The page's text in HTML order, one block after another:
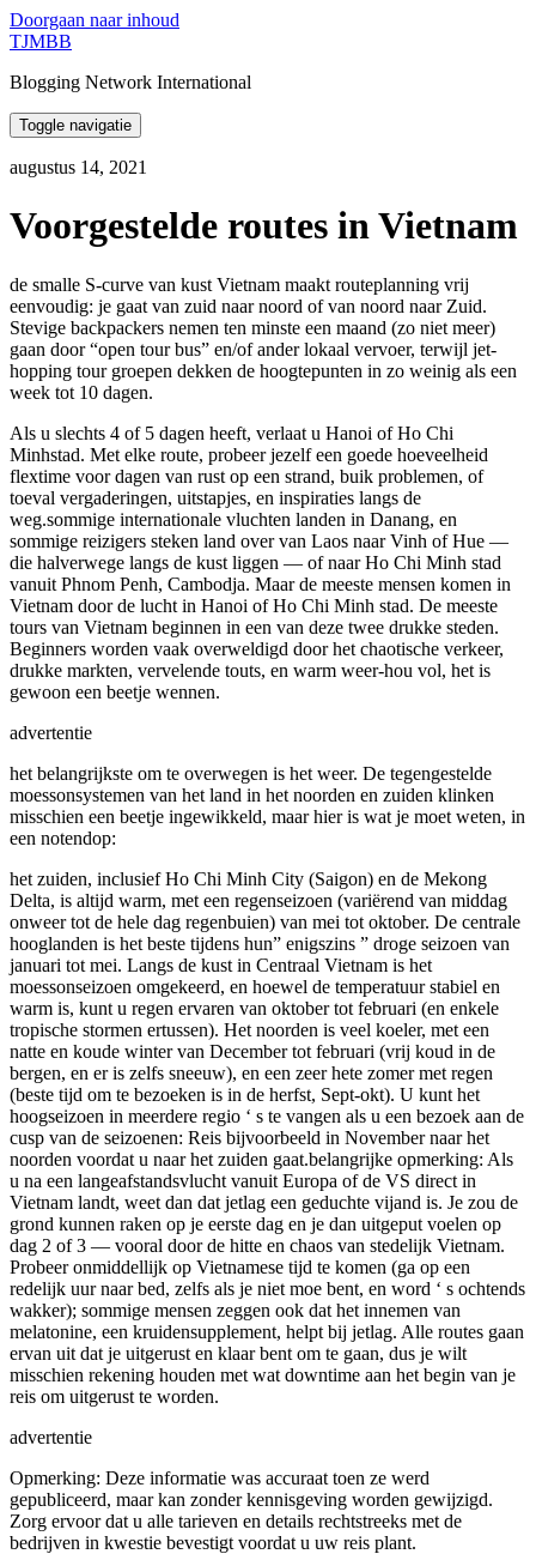
Doorgaan naar inhoud
TJMBB
Blogging Network International
Toggle navigatie
augustus 14, 2021
Voorgestelde routes in Vietnam
de smalle S-curve van kust Vietnam maakt routeplanning vrij
eenvoudig: je gaat van zuid naar noord of van noord naar Zuid.
Stevige backpackers nemen ten minste een maand (zo niet meer)
gaan door “open tour bus” en/of ander lokaal vervoer, terwijl jet-
hopping tour groepen dekken de hoogtepunten in zo weinig als een
week tot 10 dagen.
Als u slechts 4 of 5 dagen heeft, verlaat u Hanoi of Ho Chi
Minhstad. Met elke route, probeer jezelf een goede hoeveelheid
flextime voor dagen van rust op een strand, buik problemen, of
toeval vergaderingen, uitstapjes, en inspiraties langs de
weg.sommige internationale vluchten landen in Danang, en
sommige reizigers steken land over van Laos naar Vinh of Hue —
die halverwege langs de kust liggen — of naar Ho Chi Minh stad
vanuit Phnom Penh, Cambodja. Maar de meeste mensen komen in
Vietnam door de lucht in Hanoi of Ho Chi Minh stad. De meeste
tours van Vietnam beginnen in een van deze twee drukke steden.
Beginners worden vaak overweldigd door het chaotische verkeer,
drukke markten, vervelende touts, en warm weer-hou vol, het is
gewoon een beetje wennen.
advertentie
het belangrijkste om te overwegen is het weer. De tegengestelde
moessonsystemen van het land in het noorden en zuiden klinken
misschien een beetje ingewikkeld, maar hier is wat je moet weten, in
een notendop:
het zuiden, inclusief Ho Chi Minh City (Saigon) en de Mekong
Delta, is altijd warm, met een regenseizoen (variërend van middag
onweer tot de hele dag regenbuien) van mei tot oktober. De centrale
hooglanden is het beste tijdens hun” enigszins ” droge seizoen van
januari tot mei. Langs de kust in Centraal Vietnam is het
moessonseizoen omgekeerd, en hoewel de temperatuur stabiel en
warm is, kunt u regen ervaren van oktober tot februari (en enkele
tropische stormen ertussen). Het noorden is veel koeler, met een
natte en koude winter van December tot februari (vrij koud in de
bergen, en er is zelfs sneeuw), en een zeer hete zomer met regen
(beste tijd om te bezoeken is in de herfst, Sept-okt). U kunt het
hoogseizoen in meerdere regio ‘ s te vangen als u een bezoek aan de
cusp van de seizoenen: Reis bijvoorbeeld in November naar het
noorden voordat u naar het zuiden gaat.belangrijke opmerking: Als
u na een langeafstandsvlucht vanuit Europa of de VS direct in
Vietnam landt, weet dan dat jetlag een geduchte vijand is. Je zou de
grond kunnen raken op je eerste dag en je dan uitgeput voelen op
dag 2 of 3 — vooral door de hitte en chaos van stedelijk Vietnam.
Probeer onmiddellijk op Vietnamese tijd te komen (ga op een
redelijk uur naar bed, zelfs als je niet moe bent, en word ‘ s ochtends
wakker); sommige mensen zeggen ook dat het innemen van
melatonine, een kruidensupplement, helpt bij jetlag. Alle routes gaan
ervan uit dat je uitgerust en klaar bent om te gaan, dus je wilt
misschien rekening houden met wat downtime aan het begin van je
reis om uitgerust te worden.
advertentie
Opmerking: Deze informatie was accuraat toen ze werd
gepubliceerd, maar kan zonder kennisgeving worden gewijzigd.
Zorg ervoor dat u alle tarieven en details rechtstreeks met de
bedrijven in kwestie bevestigt voordat u uw reis plant.